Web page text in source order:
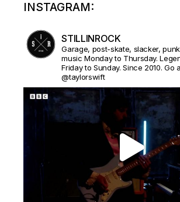
INSTAGRAM:
STILLINROCK
Garage, post-skate, slacker,
music Monday to Thursday.
Friday to Sunday. Since 2010. Go
@taylorswift